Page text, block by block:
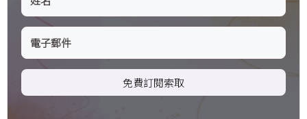
免費訂閱索取